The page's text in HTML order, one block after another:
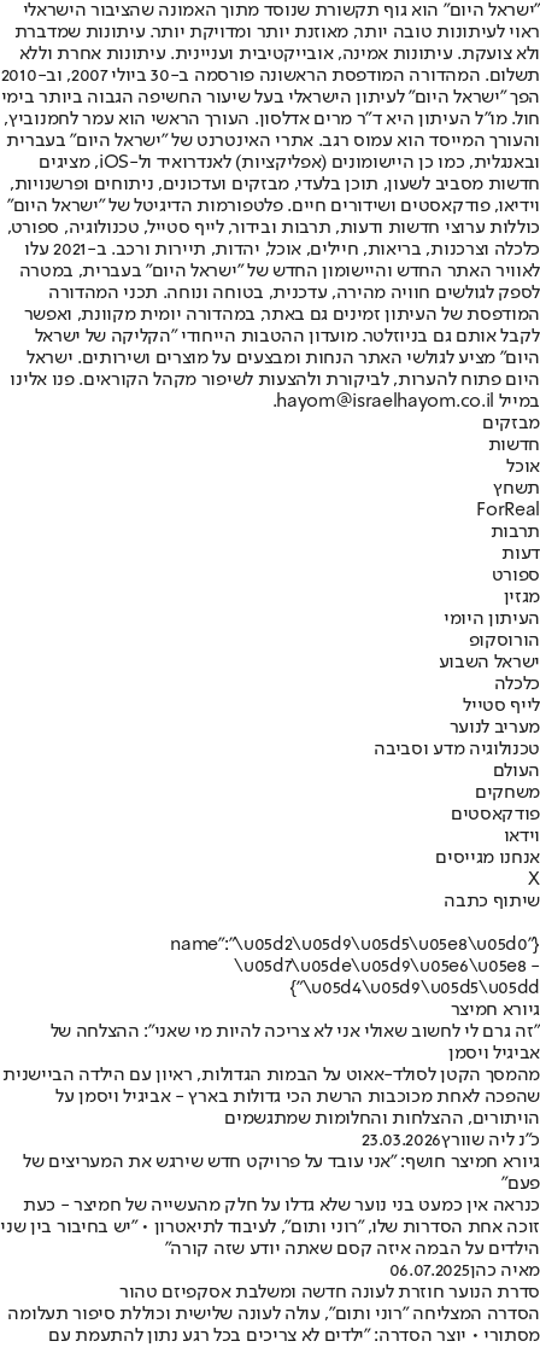
"ישראל היום" הוא גוף תקשורת שנוסד מתוך האמונה שהציבור הישראלי
ראוי לעיתונות טובה יותר, מאוזנת יותר ומדויקת יותר. עיתונות שמדברת
ולא צועקת. עיתונות אמינה, אובייקטיבית ועניינית. עיתונות אחרת וללא
תשלום. המהדורה המודפסת הראשונה פורסמה ב-30 ביולי 2007, וב-2010
הפך "ישראל היום" לעיתון הישראלי בעל שיעור החשיפה הגבוה ביותר בימי
חול. מו"ל העיתון היא ד"ר מרים אדלסון. העורך הראשי הוא עמר לחמנוביץ,
והעורך המייסד הוא עמוס רגב. אתרי האינטרנט של "ישראל היום" בעברית
ובאנגלית, כמו כן היישומונים (אפליקציות) לאנדרואיד ול-iOS, מציגים
חדשות מסביב לשעון, תוכן בלעדי, מבזקים ועדכונים, ניתוחים ופרשנויות,
וידיאו, פודקאסטים ושידורים חיים. פלטפורמות הדיגיטל של "ישראל היום"
כוללות ערוצי חדשות ודעות, תרבות ובידור, לייף סטייל, טכנולוגיה, ספורט,
כלכלה וצרכנות, בריאות, חיילים, אוכל, יהדות, תיירות ורכב. ב-2021 עלו
לאוויר האתר החדש והיישומון החדש של "ישראל היום" בעברית, במטרה
לספק לגולשים חוויה מהירה, עדכנית, בטוחה ונוחה. תכני המהדורה
המודפסת של העיתון זמינים גם באתר, במהדורה יומית מקוונת, ואפשר
לקבל אותם גם בניוזלטר. מועדון ההטבות הייחודי "הקליקה של ישראל
היום" מציע לגולשי האתר הנחות ומבצעים על מוצרים ושירותים. ישראל
היום פתוח להערות, לביקורת ולהצעות לשיפור מקהל הקוראים. פנו אלינו
במייל hayom@israelhayom.co.il.
מבזקים
חדשות
אוכל
תשחץ
ForReal
תרבות
דעות
ספורט
מגזין
העיתון היומי
הורוסקופ
ישראל השבוע
כלכלה
לייף סטייל
מעריב לנוער
טכנולוגיה מדע וסביבה
העולם
משחקים
פודקאסטים
וידאו
אנחנו מגייסים
X
שיתוף כתבה
{"name":"\u05d2\u05d9\u05d5\u05e8\u05d0
\u05d7\u05de\u05d9\u05e6\u05e8 -
\u05d4\u05d9\u05d5\u05dd"}
גיורא חמיצר
"זה גרם לי לחשוב שאולי אני לא צריכה להיות מי שאני": ההצלחה של
אביגיל ויסמן
מהמסך הקטן לסולד-אאוט על הבמות הגדולות, ראיון עם הילדה הביישנית
שהפכה לאחת מכוכבות הרשת הכי גדולות בארץ - אביגיל ויסמן על
הויתורים, ההצלחות והחלומות שמתגשמים
כ״נ ליה שוורץ23.03.2026
גיורא חמיצר חושף: "אני עובד על פרויקט חדש שירגש את המעריצים של
פעם"
כנראה אין כמעט בני נוער שלא גדלו על חלק מהעשייה של חמיצר - כעת
זוכה אחת הסדרות שלו, "רוני ותום", לעיבוד לתיאטרון • "יש בחיבור בין שני
הילדים על הבמה איזה קסם שאתה יודע שזה קורה"
מאיה כהן06.07.2025
סדרת הנוער חוזרת לעונה חדשה ומשלבת אסקפיזם טהור
הסדרה המצליחה "רוני ותום", עולה לעונה שלישית וכוללת סיפור תעלומה
מסתורי • יוצר הסדרה: "ילדים לא צריכים בכל רגע נתון להתעמת עם